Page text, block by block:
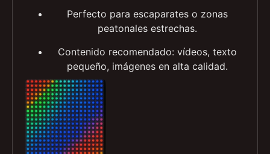
Ideal para ubicaciones donde el cliente
pasamuy cerca de la banderola.
Perfecto para escaparates o zonas
peatonales estrechas.
Contenido recomendado: vídeos, texto
pequeño, imágenes en alta calidad.